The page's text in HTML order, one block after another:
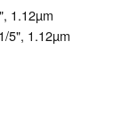
1.12µm
5", 1.12µm